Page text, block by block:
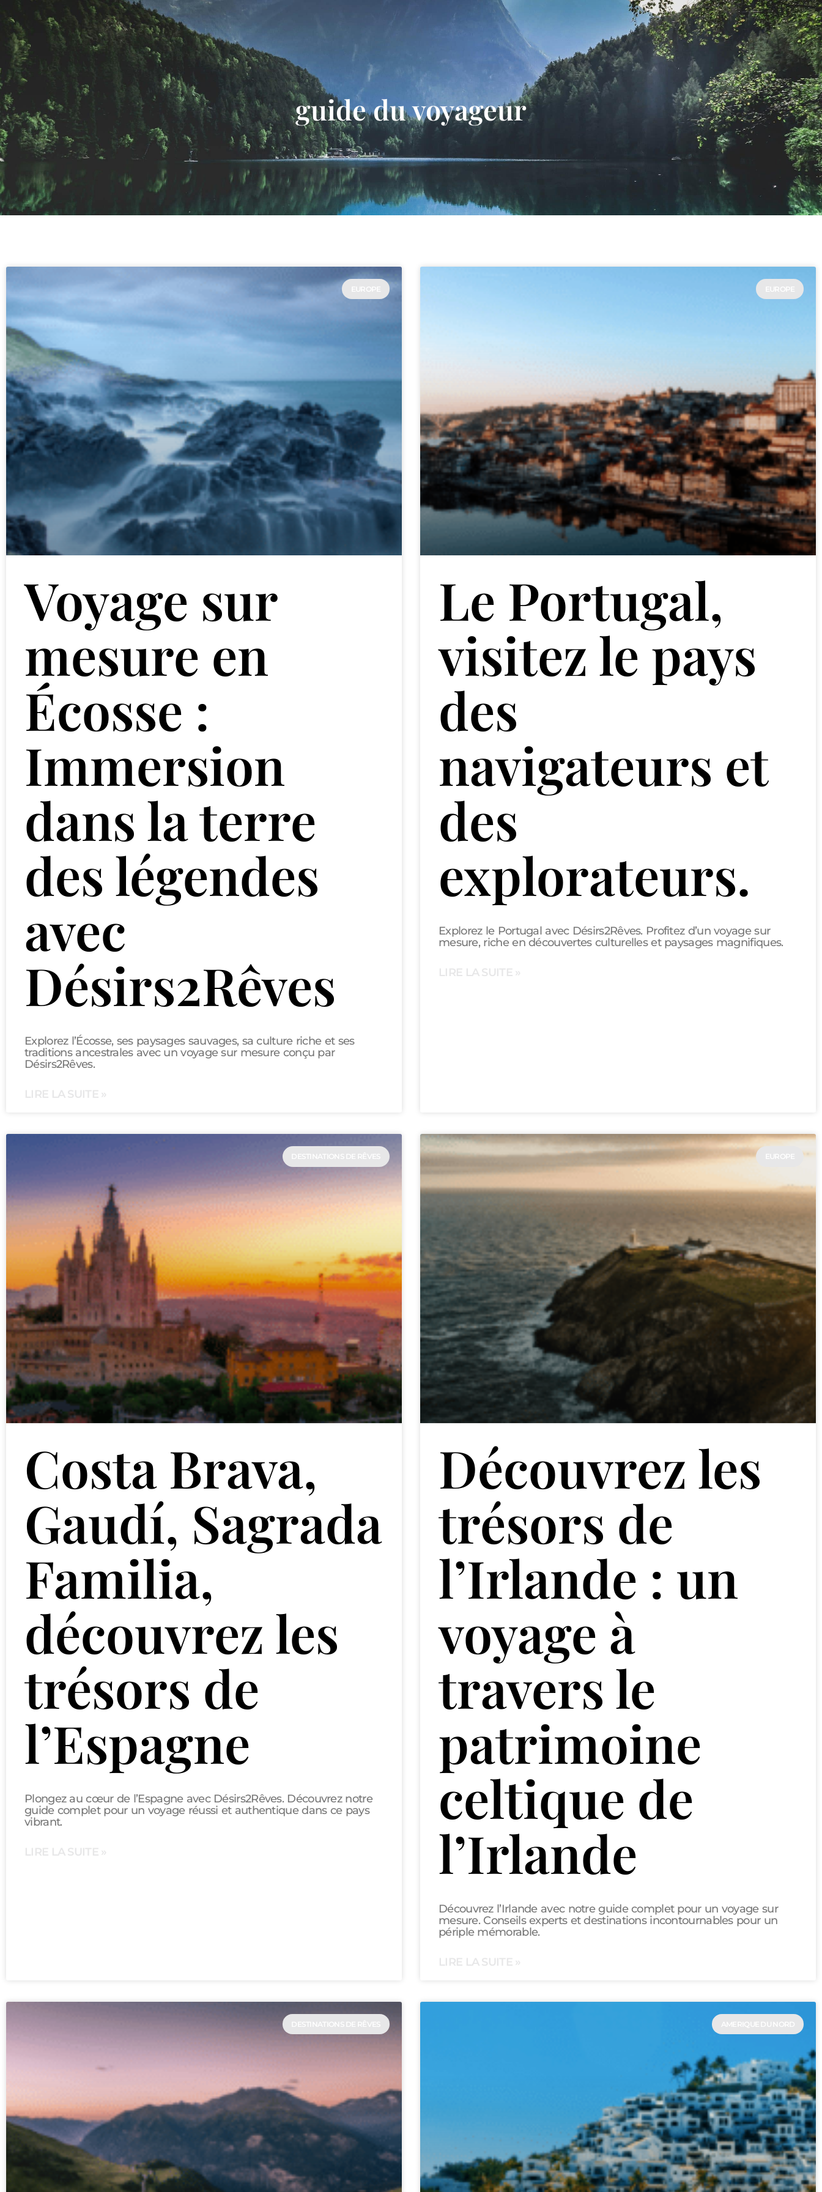
Groupes France Affaires Notre histoire
guide du voyageur
EUROPE
Voyage sur
mesure en
Écosse :
Immersion
dans la terre
des légendes
avec
Désirs2Rêves
Explorez l’Écosse, ses paysages sauvages, sa culture riche et ses
traditions ancestrales avec un voyage sur mesure conçu par
Désirs2Rêves.
LIRE LA SUITE »
EUROPE
Le Portugal,
visitez le pays
des
navigateurs et
des
explorateurs.
Explorez le Portugal avec Désirs2Rêves. Profitez d’un voyage sur
mesure, riche en découvertes culturelles et paysages magnifiques.
LIRE LA SUITE »
DESTINATIONS DE RÊVES
Costa Brava,
Gaudí, Sagrada
Familia,
découvrez les
trésors de
l’Espagne
Plongez au cœur de l’Espagne avec Désirs2Rêves. Découvrez notre
guide complet pour un voyage réussi et authentique dans ce pays
vibrant.
LIRE LA SUITE »
EUROPE
Découvrez les
trésors de
l’Irlande : un
voyage à
travers le
patrimoine
celtique de
l’Irlande
Découvrez l’Irlande avec notre guide complet pour un voyage sur
mesure. Conseils experts et destinations incontournables pour un
périple mémorable.
LIRE LA SUITE »
DESTINATIONS DE RÊVES AMERIQUE DU NORD